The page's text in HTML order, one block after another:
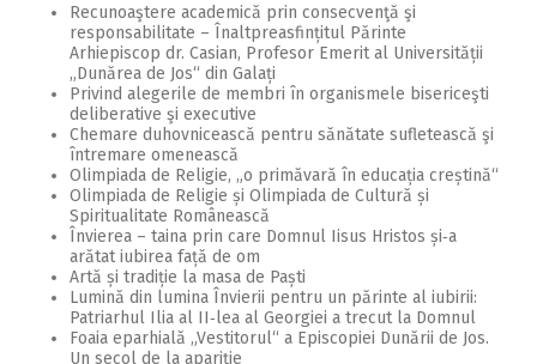
2010
2009
Recunoaştere academică prin consecvenţă şi
responsabilitate – Înaltpreasfințitul Părinte
Arhiepiscop dr. Casian, Profesor Emerit al Universității
„Dunărea de Jos“ din Galați
Privind alegerile de membri în organismele bisericeşti
deliberative şi executive
Chemare duhovnicească pentru sănătate sufletească şi
întremare omenească
Olimpiada de Religie, „o primăvară în educația creștină“
Olimpiada de Religie și Olimpiada de Cultură și
Spiritualitate Românească
Învierea – taina prin care Domnul Iisus Hristos și‑a
arătat iubirea față de om
Artă și tradiție la masa de Paști
Lumină din lumina Învierii pentru un părinte al iubirii:
Patriarhul Ilia al II‑lea al Georgiei a trecut la Domnul
Foaia eparhială „Vestitorul“ a Episcopiei Dunării de Jos.
Un secol de la apariție